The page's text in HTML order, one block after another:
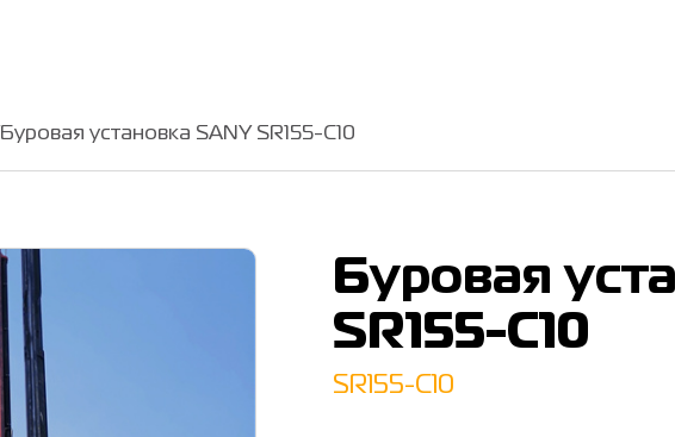
Буровая установка SANY SR155-C10
Буровая
SR155-C10
SR155-C10